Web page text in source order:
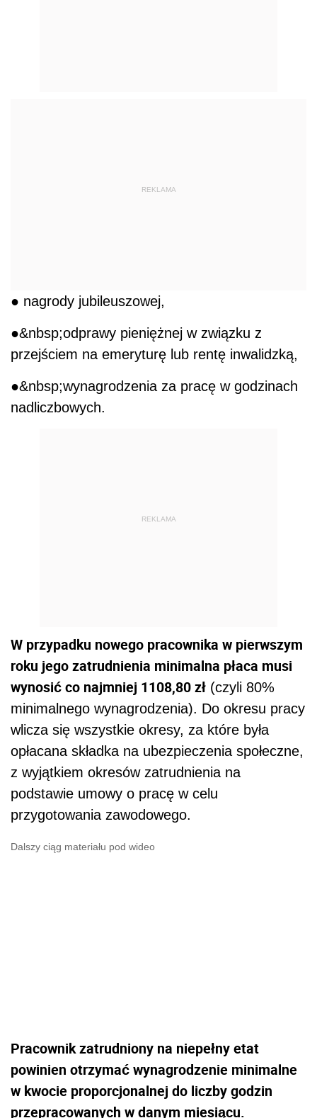
REKLAMA
● nagrody jubileuszowej,
●&nbsp;odprawy pieniężnej w związku z
przejściem na emeryturę lub rentę inwalidzką,
●&nbsp;wynagrodzenia za pracę w godzinach
nadliczbowych.
REKLAMA
W przypadku nowego pracownika w pierwszym
roku jego zatrudnienia minimalna płaca musi
wynosić co najmniej 1108,80 zł (czyli 80%
minimalnego wynagrodzenia). Do okresu pracy
wlicza się wszystkie okresy, za które była
opłacana składka na ubezpieczenia społeczne,
z wyjątkiem okresów zatrudnienia na
podstawie umowy o pracę w celu
przygotowania zawodowego.
Dalszy ciąg materiału pod wideo
Pracownik zatrudniony na niepełny etat
powinien otrzymać wynagrodzenie minimalne
w kwocie proporcjonalnej do liczby godzin
przepracowanych w danym miesiącu.